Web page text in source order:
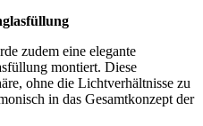
zudem eine elegante
montiert. Diese
ohne die Lichtverhältnisse zu
in das Gesamtkonzept der